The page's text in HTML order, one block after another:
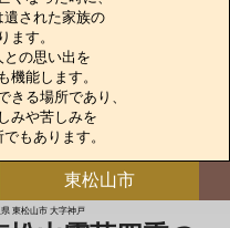
された家族の
ます。
の思い出を
機能します。
きる場所であり、
みや苦しみを
もあります。
東松山市
東松山市 大字神戸